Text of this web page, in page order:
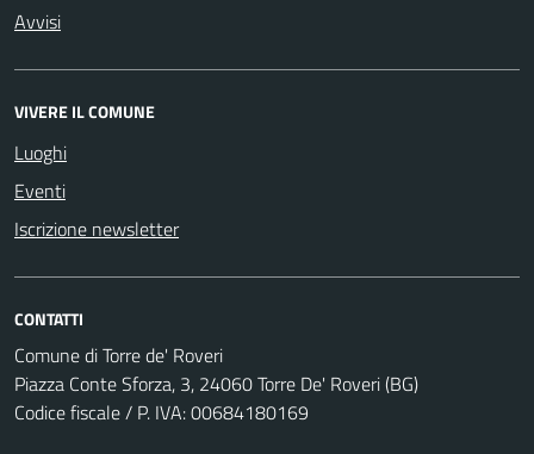
Avvisi
VIVERE IL COMUNE
Luoghi
Eventi
Iscrizione newsletter
CONTATTI
Comune di Torre de' Roveri
Piazza Conte Sforza, 3, 24060 Torre De' Roveri (BG)
Codice fiscale / P. IVA: 00684180169